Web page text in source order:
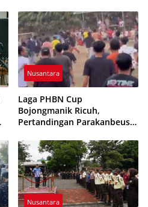
Nusantara
Laga PHBN Cup
Bojongmanik Ricuh,
Pertandingan Parakanbeusi
Dihentikan
Nusantara